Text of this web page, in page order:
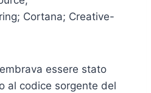
Cortana; Creative-
essere stato
al codice sorgente del